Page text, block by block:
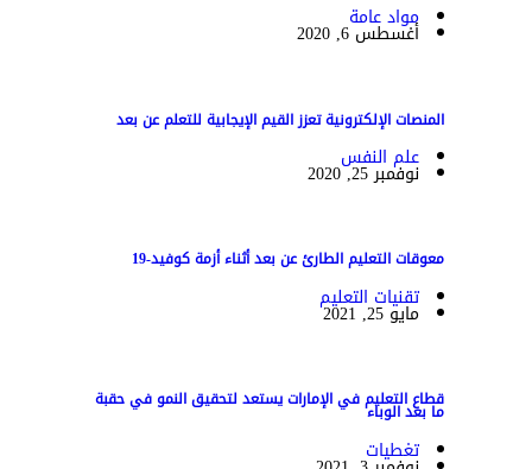
مواد عامة
أغسطس 6, 2020
المنصات الإلكترونية تعزز القيم الإيجابية للتعلم عن بعد
علم النفس
نوفمبر 25, 2020
معوقات التعليم الطارئ عن بعد أثناء أزمة كوفيد-19
تقنيات التعليم
مايو 25, 2021
قطاع التعليم في الإمارات يستعد لتحقيق النمو في حقبة
ما بعد الوباء
تغطيات